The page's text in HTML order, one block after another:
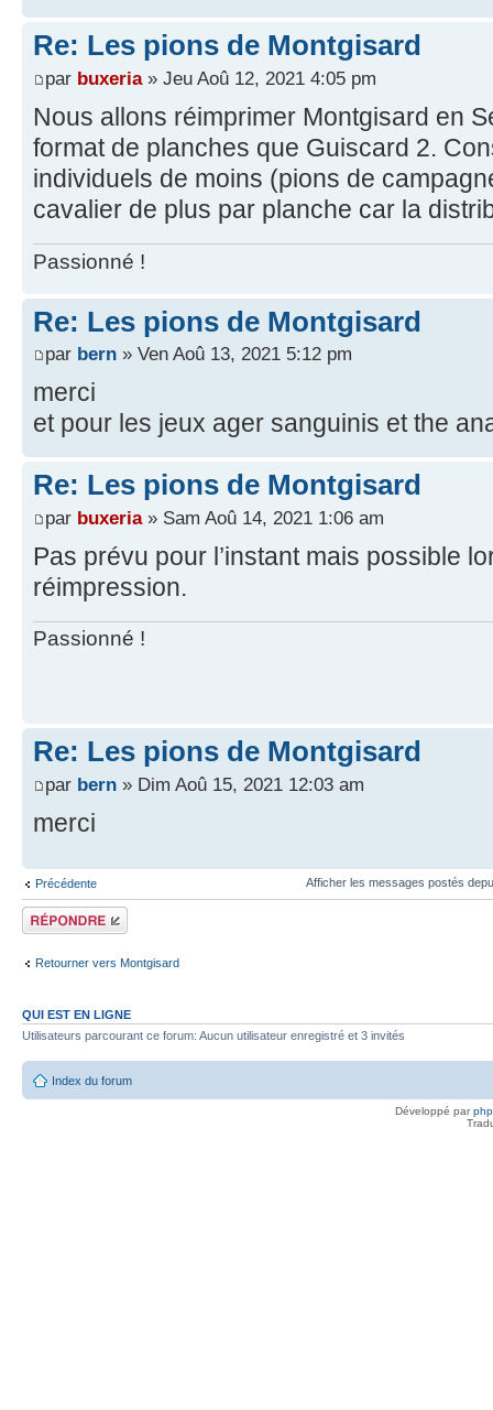
Re: Les pions de Montgisard
par buxeria» Jeu Aoû 12, 2021 4:05 pm
Nous allons réimprimer Montgisard en
format de planches que Guiscard 2.
individuels de moins (pions de
cavalier de plus par planche car la
Passionné !
Re: Les pions de Montgisard
par bern » Ven Aoû 13, 2021 5:12 pm
merci
et pour les jeux ager sanguinis et the
Re: Les pions de Montgisard
par buxeria» Sam Aoû 14, 2021 1:06 am
Pas prévu pour l’instant mais possible
réimpression.
Passionné !
Re: Les pions de Montgisard
par bern » Dim Aoû 15, 2021 12:03 am
merci
Précédente Afficher les messages postés
Répondre
Retourner vers Montgisard
QUI EST EN LIGNE
Utilisateurs parcourant ce forum: Aucun utilisateur enregistré et 3 invités
Index du forum
Développé par